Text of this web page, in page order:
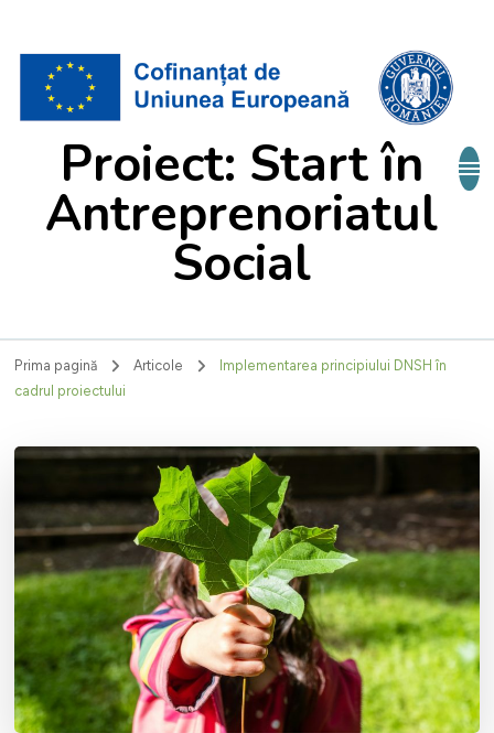
Proiect: Start în
Antreprenoriatul
Social
Prima pagină Articole
Implementarea principiului DNSH în
cadrul proiectului